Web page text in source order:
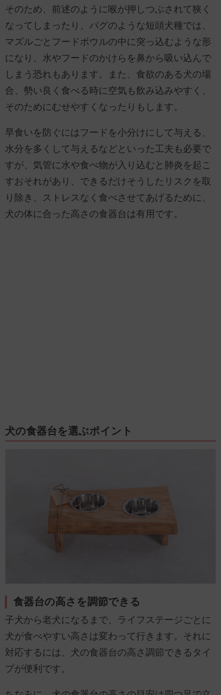
そのため、前述のように喉が押しつぶされて狭く
なってしまったり、パグのような短頭犬種では、
マズルごとフードボウルの中に突っ込むような形
になり、水やフードのかけらを鼻から吸い込んで
しまう恐れもあります。また、食欲のある犬の場
合、勢い良く食べる時に空気も飲み込みやすく、
そのためにむせやすくなったりもします。
早食いを防ぐにはフードを小分けにして与える、
水分を多くして与えるなどといった工夫も必要で
すが、気管に水や食べ物が入り込むと肺炎を起こ
すおそれがあり、できるだけそうしたリスクを取
り除き、ストレスなく食べさせてあげるために、
犬の体に合った高さの食器台は有用です。
犬の食器台を選ぶポイント
食器台の高さを調節できる
子犬から老犬になるまで、ライフステージごとに
犬が食べやすい高さは変わって行きます。それに
対応するには、犬の食器台の高さ調節できるタイ
プが便利です。